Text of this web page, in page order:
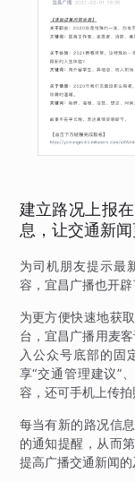
建立路况上报
息，让交通新
为司机朋友提示最
容，宜昌广播也开辟
为更方便快速地获
台，宜昌广播用麦
入公众号底部的固
享“交通管理建议”
容，还可手机上传拍
每当有新的路况信
的通知提醒，从而
提高广播交通新闻的